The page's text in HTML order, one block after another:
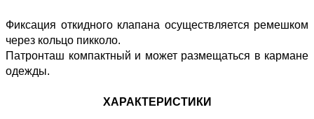
Фиксация откидного клапана осуществляется ремешком
через кольцо пикколо.
Патронташ компактный и может размещаться в кармане
одежды.
ХАРАКТЕРИСТИКИ